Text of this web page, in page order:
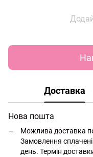
Доставка
Нова пошта
Можлива доставка по
Замовлення
день. Термін